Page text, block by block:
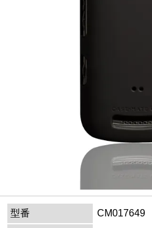
型番
CM017649